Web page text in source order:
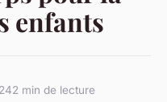
enfants
2 min de lecture